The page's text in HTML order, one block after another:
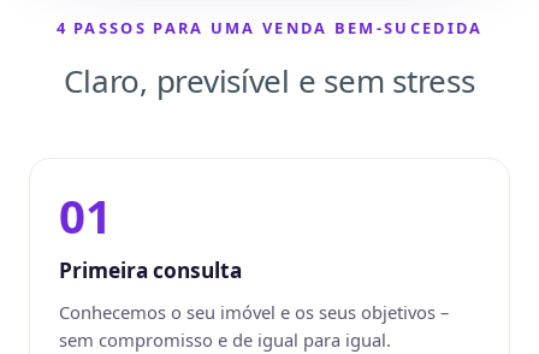
4 PASSOS PARA UMA VENDA BEM-SUCEDIDA
Claro, previsível e sem stress
01
Primeira consulta
Conhecemos o seu imóvel e os seus objetivos –
sem compromisso e de igual para igual.